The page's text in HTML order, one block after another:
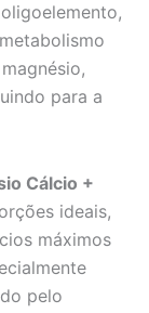
para a
Cálcio +
ideais,
máximos
pelo